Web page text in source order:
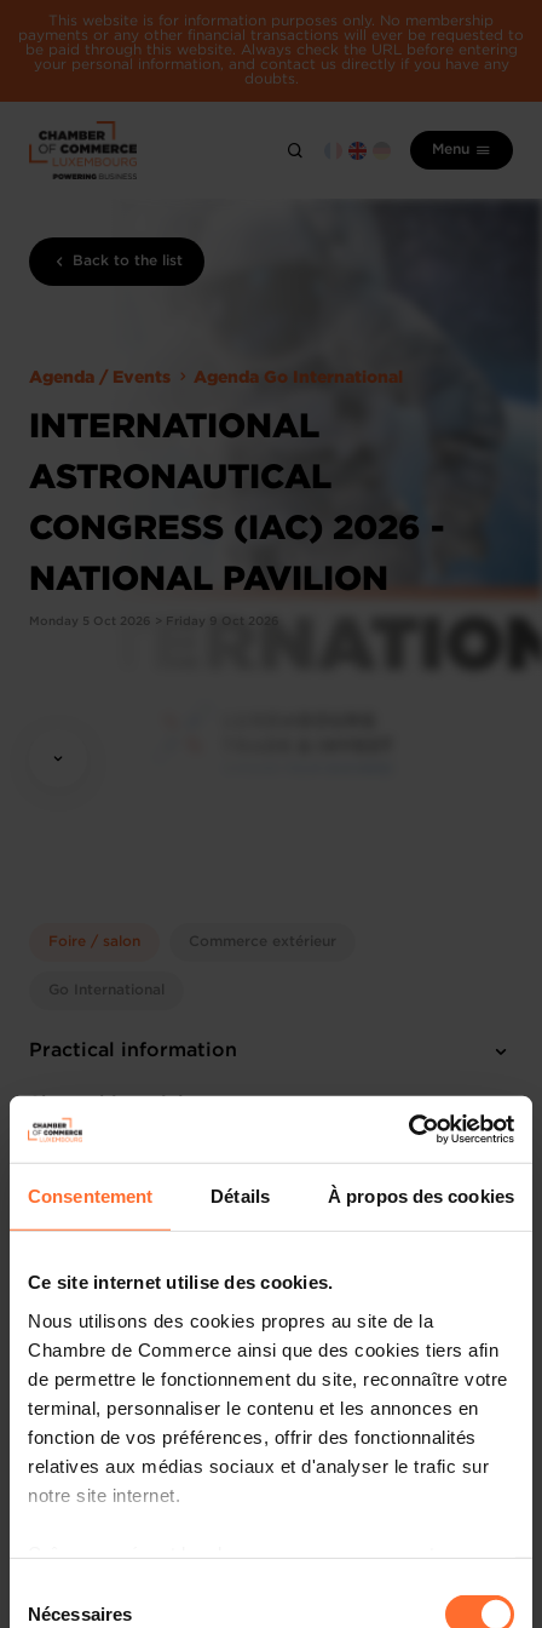
Consentement Détails À propos des cookies
Ce site internet utilise des cookies.
Nous utilisons des cookies propres au site de la
Chambre de Commerce ainsi que des cookies tiers afin
de permettre le fonctionnement du site, reconnaître votre
terminal, personnaliser le contenu et les annonces en
fonction de vos préférences, offrir des fonctionnalités
relatives aux médias sociaux et d'analyser le trafic sur
notre site internet.
à l’exception des cookies strictement nécessaires au
Nécessaires
This website is for information purposes only. No membership
payments or any other financial transactions will ever be requested to
be paid through this website. Always check the URL before entering
your personal information, and contact us directly if you have any
doubts.
Menu
Back to the list
Agenda / Events Agenda Go International
INTERNATIONAL
ASTRONAUTICAL
CONGRESS (IAC) 2026 -
NATIONAL PAVILION
Monday 5 Oct 2026 > Friday 9 Oct 2026
Foire / salon Commerce extérieur
Go International
Practical information
Monday 5 Oct 2026 > Friday 9 Oct 2026
Antalya (TR)